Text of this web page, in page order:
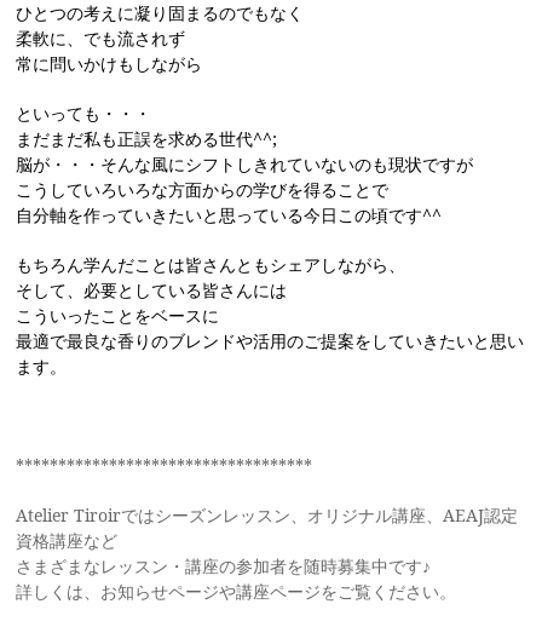
ひとつの考えに凝り固まるのでもなく
柔軟に、でも流されず
常に問いかけもしながら
といっても・・・
まだまだ私も正誤を求める世代^^;
脳が・・・そんな風にシフトしきれていないのも現状ですが
こうしていろいろな方面からの学びを得ることで
自分軸を作っていきたいと思っている今日この頃です^^
もちろん学んだことは皆さんともシェアしながら、
そして、必要としている皆さんには
こういったことをベースに
最適で最良な香りのブレンドや活用のご提案をしていきたいと思い
ます。
***********************************
Atelier Tiroirではシーズンレッスン、オリジナル講座、AEAJ認定
資格講座など
さまざまなレッスン・講座の参加者を随時募集中です♪
詳しくは、お知らせページや講座ページをご覧ください。